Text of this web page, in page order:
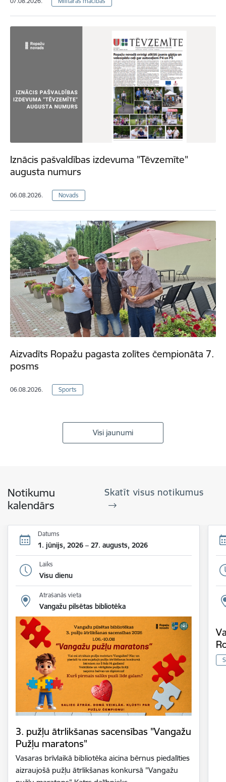
Iznācis pašvaldības izdevuma "Tēvzemīte"
augusta numurs
06.08.2026. Novads
Aizvadīts Ropažu pagasta zolītes čempionāta 7.
posms
06.08.2026. Sports
Visi jaunumi
Notikumu
kalendārs
Skatīt visus notikumus
Datums
1. jūnijs, 2026 – 27. augusts, 2026
Laiks
Visu dienu
Atrašanās vieta
Vangažu pilsētas bibliotēka
3. pužļu ātrlikšanas sacensības "Vangažu
Pužļu maratons"
Vasaras brīvlaikā bibliotēka aicina bērnus piedalīties
aizraujošā pužļu ātrlikšanas konkursā "Vangažu